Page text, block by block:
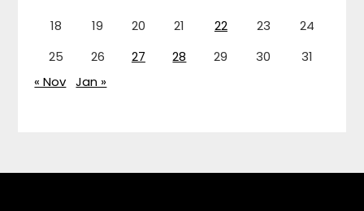
18
19 20 21 22 23
24
25
26 27 28 29 30
31
« Nov Jan »